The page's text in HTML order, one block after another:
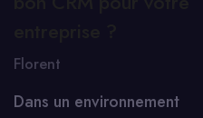
Florent
Dans un environnement